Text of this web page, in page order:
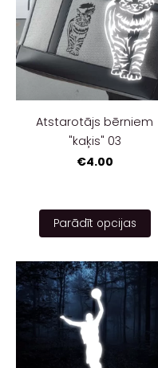
Atstarotājs bērniem
"kaķis" 03
€4.00
Parādīt opcijas